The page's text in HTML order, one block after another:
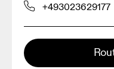
+493023629177